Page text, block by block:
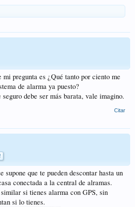
mi pregunta es ¿Qué tanto por ciento me
de alarma ya puesto?
debe ser más barata, vale imagino.
Citar
supone que te pueden descontar hasta un
conectada a la central de alramas.
si tienes alarma con GPS, sin
si lo tienes.